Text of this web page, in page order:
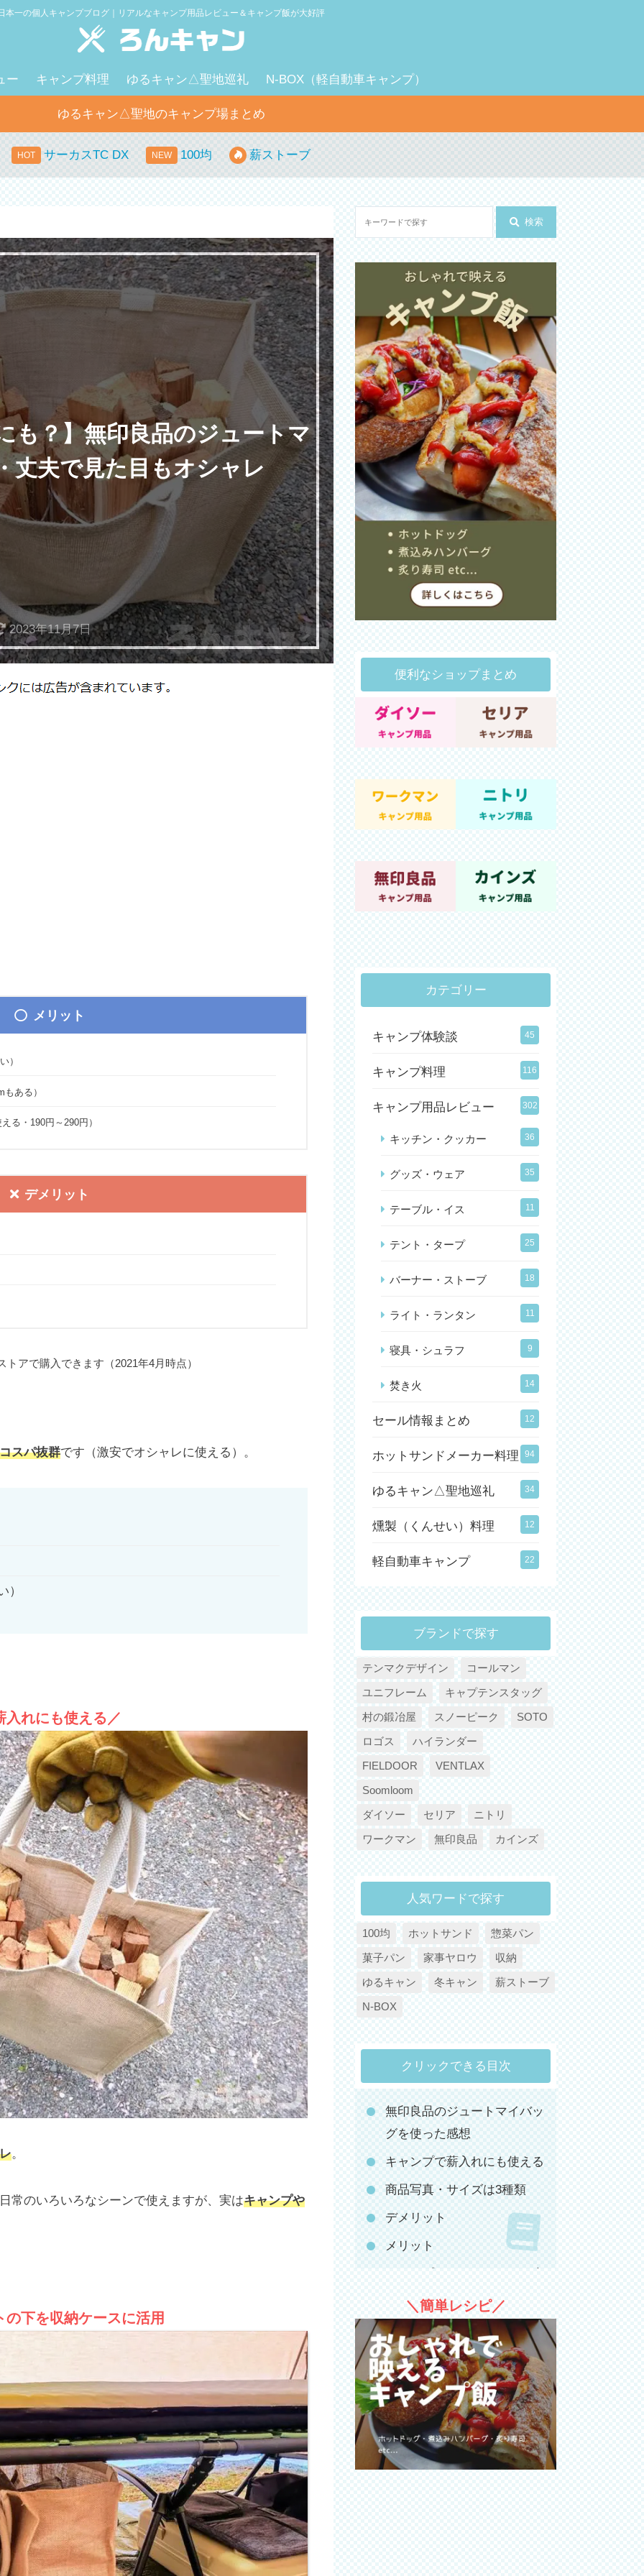
本一の個人キャンプブログ｜リアルなキャンプ用品レビュー＆キャンプ飯が大好評
ー キャンプ料理 ゆるキャン△聖地巡礼 N-BOX（軽自動車キャンプ）
ゆるキャン△聖地のキャンプ場まとめ
サーカスTC DX 100均 薪ストーブ
も？】無印良品のジュートマ
丈夫で見た目もオシャレ
2023年11月7日
メリット
）
ある）
る・190円～290円）
デメリット
アで購入できます（2021年4月時点）
コスパ抜群です（激安でオシャレに使える）。
）
入れにも使える／
。
常のいろいろなシーンで使えますが、実はキャンプや
の下を収納ケースに活用
検索
便利なショップまとめ
カテゴリー
キャンプ体験談 45
キャンプ料理 116
キャンプ用品レビュー 302
キッチン・クッカー 36
グッズ・ウェア 35
テーブル・イス 11
テント・タープ 25
バーナー・ストーブ 18
ライト・ランタン 11
寝具・シュラフ 9
焚き火 14
セール情報まとめ 12
ホットサンドメーカー料理 94
ゆるキャン△聖地巡礼 34
燻製（くんせい）料理 12
軽自動車キャンプ 22
ブランドで探す
テンマクデザイン
コールマン
ユニフレーム
キャプテンスタッグ
村の鍛冶屋
スノーピーク
SOTO
ロゴス
ハイランダー
FIELDOOR
VENTLAX
Soomloom
ダイソー
セリア
ニトリ
ワークマン
無印良品 カインズ
人気ワードで探す
100均 ホットサンド
惣菜パン
菓子パン
家事ヤロウ
収納
ゆるキャン
冬キャン
薪ストーブ
N-BOX
クリックできる目次
無印良品のジュートマイバッ
グを使った感想
キャンプで薪入れにも使える
商品写真・サイズは3種類
デメリット
メリット
＼簡単レシピ／